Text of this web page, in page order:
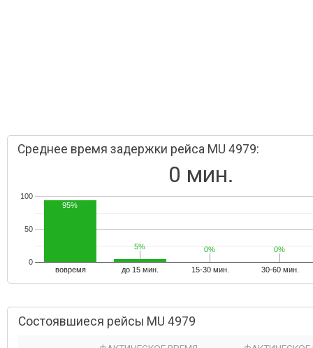
Среднее время задержки рейса MU 4979:
0 мин.
вовремя до 15 мин. 15-30 мин. 30-60 мин.
0
50
100
95%
5%
5% 0%
0% 0%
0%
Состоявшиеся рейсы MU 4979